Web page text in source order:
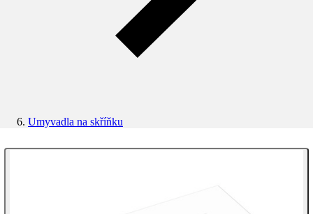
Umyvadla na skříňku